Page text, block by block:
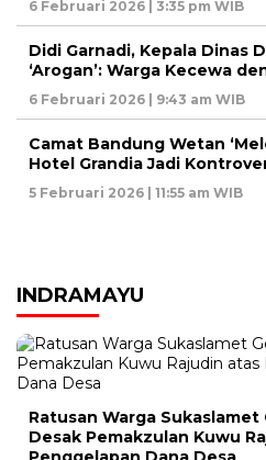
6 Februari 2026 | 3:35 pm WIB
Didi Garnadi, Kepala Dinas
‘Arogan’: Warga Kecewa
6 Februari 2026 | 9:43 am WIB
Camat Bandung Wetan
Hotel Grandia Jadi
5 Februari 2026 | 11:55 am WIB
INDRAMAYU
Ratusan Warga
Desak Pemakzulan Kuwu